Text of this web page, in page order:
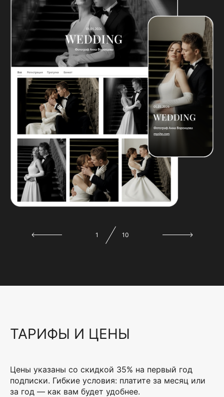
1 10
ТАРИФЫ И ЦЕНЫ
Цены указаны со скидкой 35% на первый год
подписки. Гибкие условия: платите за месяц или
за год — как вам будет удобнее.